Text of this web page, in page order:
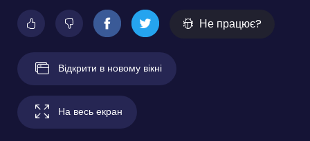
Не працює?
Відкрити в новому вікні
На весь екран